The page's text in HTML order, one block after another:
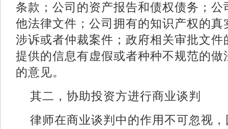
条款；公司的资产报告和债权债务；
他法律文件；公司拥有的知识产权的
涉诉或者仲裁案件；政府相关审批文
提供的信息有虚假或者种种不规范的
的意见。
其二，协助投资方进行商业谈判
律师在商业谈判中的作用不可忽视